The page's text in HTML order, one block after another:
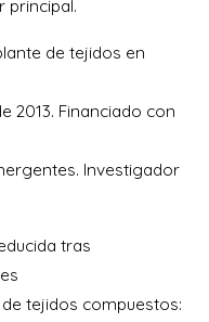
principal.
de tejidos en
2013. Financiado con
Investigador
tras
tejidos compuestos: